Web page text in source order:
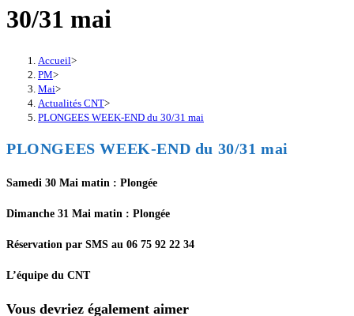
30/31 mai
Accueil>
PM>
Mai>
Actualités CNT>
PLONGEES WEEK-END du 30/31 mai
PLONGEES WEEK-END du 30/31 mai
Samedi 30 Mai matin : Plongée
Dimanche 31 Mai matin : Plongée
Réservation par SMS au 06 75 92 22 34
L’équipe du CNT
Vous devriez également aimer